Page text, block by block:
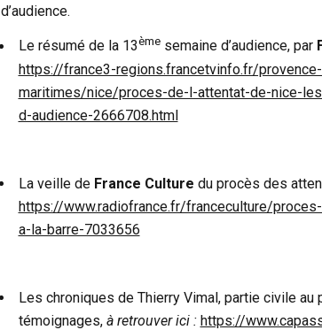
d’audience.
Le résumé de la 13èmesemaine d’audience, par
https://france3-regions.francetvinfo.fr/
maritimes/nice/proces-de-l-attentat-de-nice-
d-audience-2666708.html
La veille de France Culture du procès des
https://www.radiofrance.fr/franceculture/
a-la-barre-7033656
Les chroniques de Thierry Vimal, partie civile au
témoignages, à retrouver ici : https://